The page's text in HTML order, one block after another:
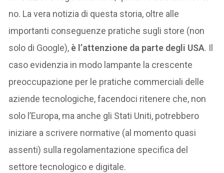
no. La vera notizia di questa storia, oltre alle
importanti conseguenze pratiche sugli store (non
solo di Google), è l’attenzione da parte degli USA. Il
caso evidenzia in modo lampante la crescente
preoccupazione per le pratiche commerciali delle
aziende tecnologiche, facendoci ritenere che, non
solo l’Europa, ma anche gli Stati Uniti, potrebbero
iniziare a scrivere normative (al momento quasi
assenti) sulla regolamentazione specifica del
settore tecnologico e digitale.